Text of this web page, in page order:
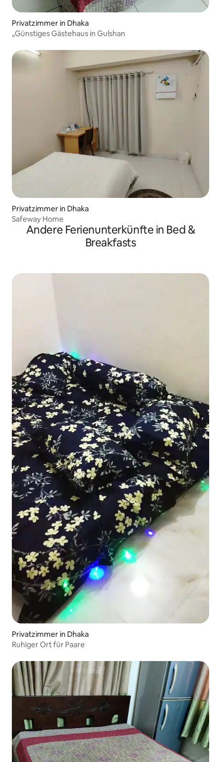
Privatzimmer in Dhaka
„Günstiges Gästehaus in Gulshan
Privatzimmer in Dhaka
Safeway Home
Andere Ferienunterkünfte in Bed &
Breakfasts
Privatzimmer in Dhaka
Ruhiger Ort für Paare